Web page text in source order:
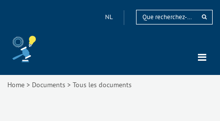
NL
Home > Documents > Tous les documents